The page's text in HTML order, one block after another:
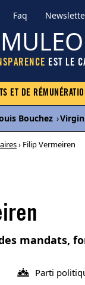
Faq
EST LE
ET DE
Bouchez ›
› Filip Vermeiren
mandats,
Parti